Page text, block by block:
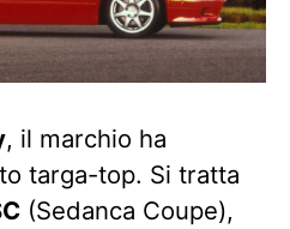
, il marchio ha
targa-top. Si tratta
(Sedanca Coupe),